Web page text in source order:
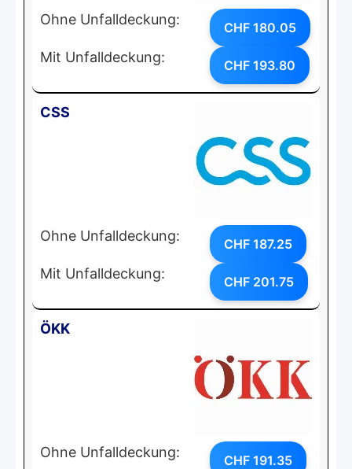
Ohne Unfalldeckung: CHF 180.05
Mit Unfalldeckung: CHF 193.80
CSS
Ohne Unfalldeckung: CHF 187.25
Mit Unfalldeckung: CHF 201.75
ÖKK
Ohne Unfalldeckung: CHF 191.35